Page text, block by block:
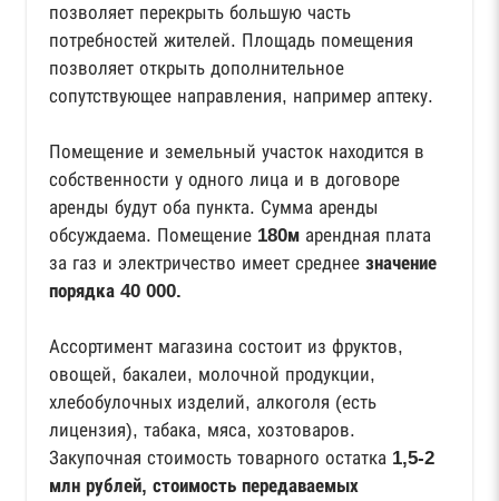
позволяет перекрыть большую часть
потребностей жителей. Площадь помещения
позволяет открыть дополнительное
сопутствующее направления, например аптеку.
Помещение и земельный участок находится в
собственности у одного лица и в договоре
аренды будут оба пункта. Сумма аренды
обсуждаема. Помещение 180м арендная плата
за газ и электричество имеет среднее значение
порядка 40 000.
Ассортимент магазина состоит из фруктов,
овощей, бакалеи, молочной продукции,
хлебобулочных изделий, алкоголя (есть
лицензия), табака, мяса, хозтоваров.
Закупочная стоимость товарного остатка 1,5-2
млн рублей, стоимость передаваемых